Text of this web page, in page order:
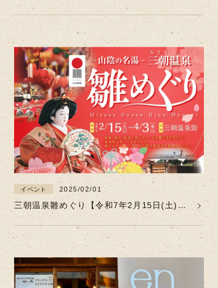
イベント 2025/02/01
三朝温泉雛めぐり【令和7年2月15日(土)～
令和7年4月3日(木)】